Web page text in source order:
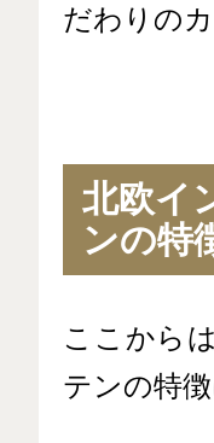
だわりの
北欧イ
ンの特
ここから
テンの特